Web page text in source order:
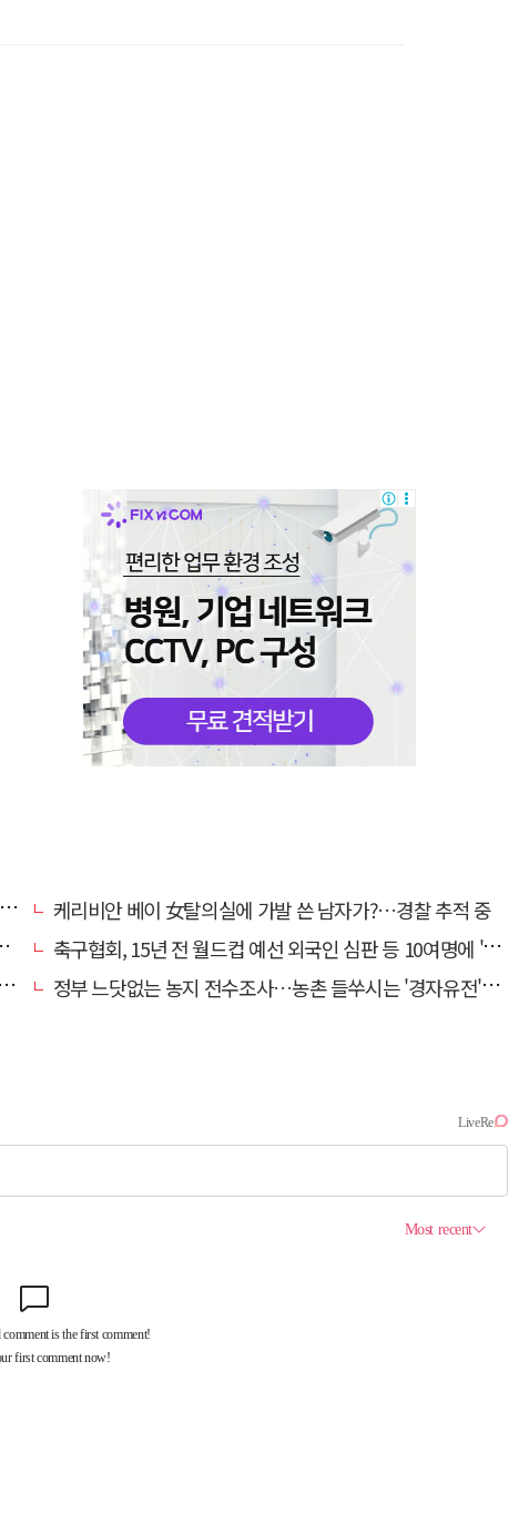
케리비안 베이 女탈의실에 가발 쓴 남자가?…경찰 추적 중
축구협회, 15년 전 월드컵 예선 외국인 심판 등 10여명에 '성 접대'
정부 느닷없는 농지 전수조사…농촌 들쑤시는 '경자유전'의 칼날